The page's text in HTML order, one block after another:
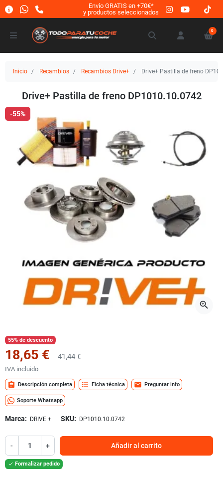
Envío GRATIS en +70€*
y productos seleccionados
0
Inicio Recambios Recambios Drive+ Drive+ Pastilla de freno
Drive+ Pastilla de freno DP1010.10.0742
-55%
zoom_in
55% de descuento
18,65 € 41,44 €
IVA incluido
assignment Descripción completa format_list_bulleted Ficha técnica mail Preguntar info
Soporte Whatsapp
Marca: DRIVE + SKU: DP1010.10.0742
- + Añadir al carrito
 Formalizar pedido